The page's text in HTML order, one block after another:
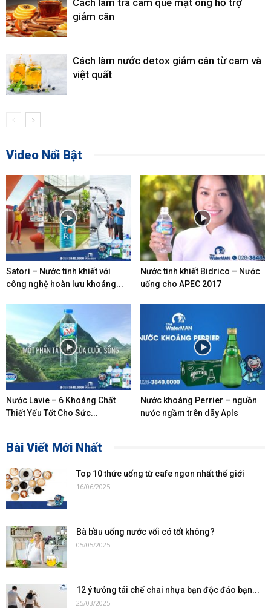
giảm cân
Cách làm nước detox giảm cân từ cam và
việt quất
Video Nổi Bật
Satori – Nước tinh khiết với
công nghệ hoàn lưu khoáng...
Nước tinh khiết Bidrico – Nước
uống cho APEC 2017
Nước Lavie – 6 Khoáng Chất
Thiết Yếu Tốt Cho Sức...
Nước khoáng Perrier – nguồn
nước ngầm trên dãy Apls
Bài Viết Mới Nhất
Top 10 thức uống từ cafe ngon nhất thế giới
16/06/2025
Bà bầu uống nước vối có tốt không?
05/05/2025
12 ý tưởng tái chế chai nhựa bạn độc đáo bạn...
25/03/2025